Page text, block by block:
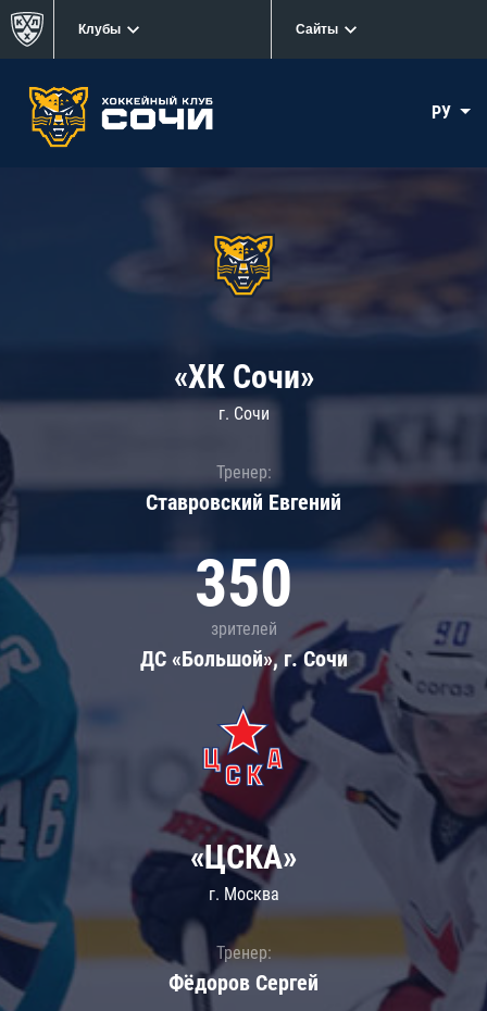
Клубы Сайты
РУ
«ХК Сочи»
г. Сочи
Тренер:
Ставровский Евгений
350
зрителей
ДС «Большой», г. Сочи
«ЦСКА»
г. Москва
Тренер:
Фёдоров Сергей